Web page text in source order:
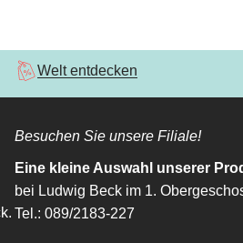
Welt entdecken
Besuchen Sie unsere Filiale!
Eine kleine Auswahl unserer
bei Ludwig Beck im 1.
Tel.: 089/2183-227